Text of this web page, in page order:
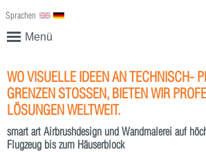
Menü
Sprachen English
WO VISUELLE IDEEN AN TECHNISCH-
GRENZEN STOSSEN, BIETEN WIR
ÖSUNGEN WELTWEIT.
smart art Airbrushdesign und Wandmalerei auf
Flugzeug bis zum Häuserblock